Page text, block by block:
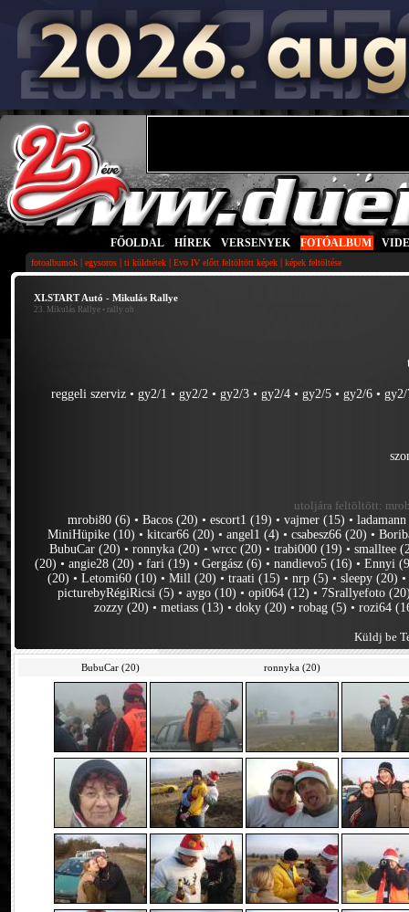
FŐOLDAL HÍREK VERSENYEK FOTÓALBUM
fotoalbumok | egysoros | ti küldtétek | Evo IV előtt feltöltött képek | képek feltöltése
XI.START Autó - Mikulás Rallye
23. Mikulás Rallye • rally ob
reggeli szerviz •gy2/1 •gy2/2 •gy2/3 •gy2/4 •gy2/5 •gy2/6 •
utoljára feltöltött:
mrobi80 (6) •Bacos (20) •escort1 (19) •vajmer (15) •
MiniHüpike (10) •kitcar66 (20) •angel1 (4) •csabesz66 (20) •
BubuCar (20) •ronnyka (20) •wrcc (20) •trabi000 (19) •smalltee
(20) •angie28 (20) •fari (19) •Gergász (6) •nandievo5 (16) •Ennyi
(20) •Letomi60 (10) •Mill (20) •traati (15) •nrp (5) •sleepy (20)
picturebyRégiRicsi (5) •aygo (10) •opi064 (12) • 7Srallyefoto
zozzy (20) •metiass (13) •doky (20) •robag (5) •rozi64
Küldj be
BubuCar (20) ronnyka (20)